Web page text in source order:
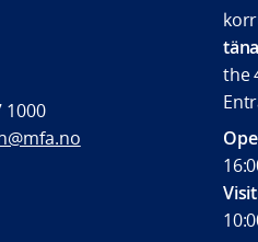
1000
the